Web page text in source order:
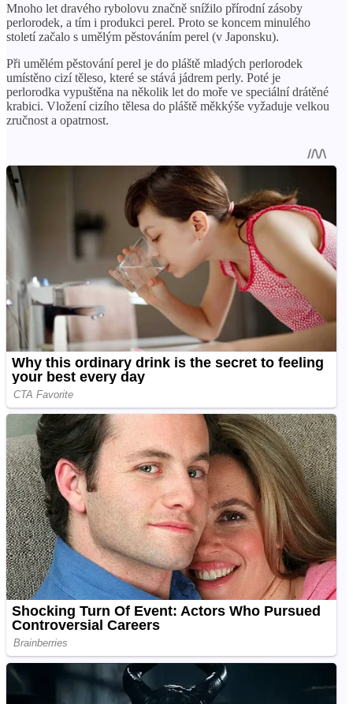
Mnoho let dravého rybolovu značně snížilo přírodní zásoby
perlorodek, a tím i produkci perel. Proto se koncem minulého
století začalo s umělým pěstováním perel (v Japonsku).
Při umělém pěstování perel je do pláště mladých perlorodek
umístěno cizí těleso, které se stává jádrem perly. Poté je
perlorodka vypuštěna na několik let do moře ve speciální drátěné
krabici. Vložení cizího tělesa do pláště měkkýše vyžaduje velkou
zručnost a opatrnost.